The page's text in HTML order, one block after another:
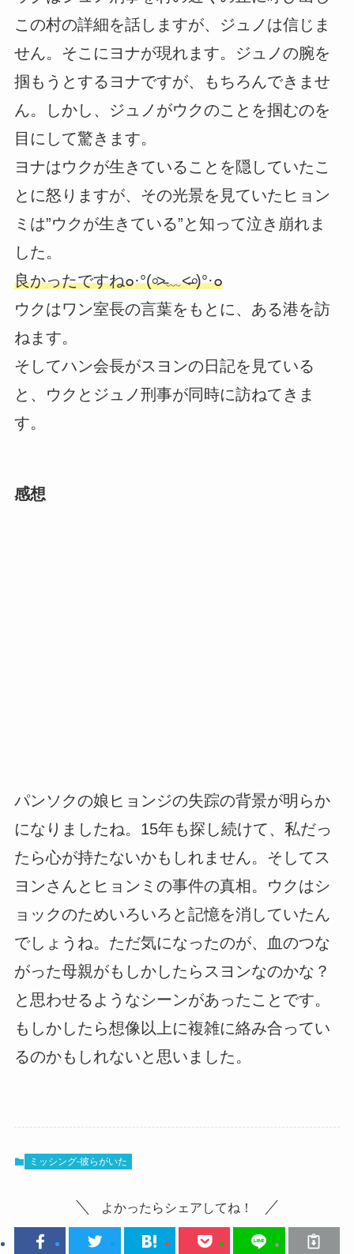
この村の詳細を話しますが、ジュノは信じま
せん。そこにヨナが現れます。ジュノの腕を
掴もうとするヨナですが、もちろんできませ
ん。しかし、ジュノがウクのことを掴むのを
目にして驚きます。
ヨナはウクが生きていることを隠していたこ
とに怒りますが、その光景を見ていたヒョン
ミは”ウクが生きている”と知って泣き崩れま
した。
良かったですね๐·°(৹˃̵﹏˂̵৹)°·๐
ウクはワン室長の言葉をもとに、ある港を訪
ねます。
そしてハン会長がスヨンの日記を見ている
と、ウクとジュノ刑事が同時に訪ねてきま
す。
感想
パンソクの娘ヒョンジの失踪の背景が明らか
になりましたね。15年も探し続けて、私だっ
たら心が持たないかもしれません。そしてス
ヨンさんとヒョンミの事件の真相。ウクはシ
ョックのためいろいろと記憶を消していたん
でしょうね。ただ気になったのが、血のつな
がった母親がもしかしたらスヨンなのかな？
と思わせるようなシーンがあったことです。
もしかしたら想像以上に複雑に絡み合ってい
るのかもしれないと思いました。
ミッシング-彼らがいた
よかったらシェアしてね！